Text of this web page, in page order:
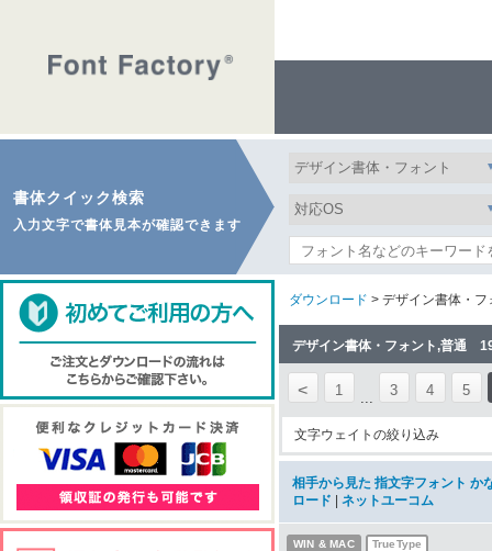
書体クイック検索
入力文字で書体見本が確認できます
ダウンロード > デザイン書体・フ
デザイン書体・フォント,普通
< 1 ... 3 4 5
文字ウェイトの絞り込み
相手から見た 指文字フォント
ロード
ネットユーコム
WIN & MAC TrueType